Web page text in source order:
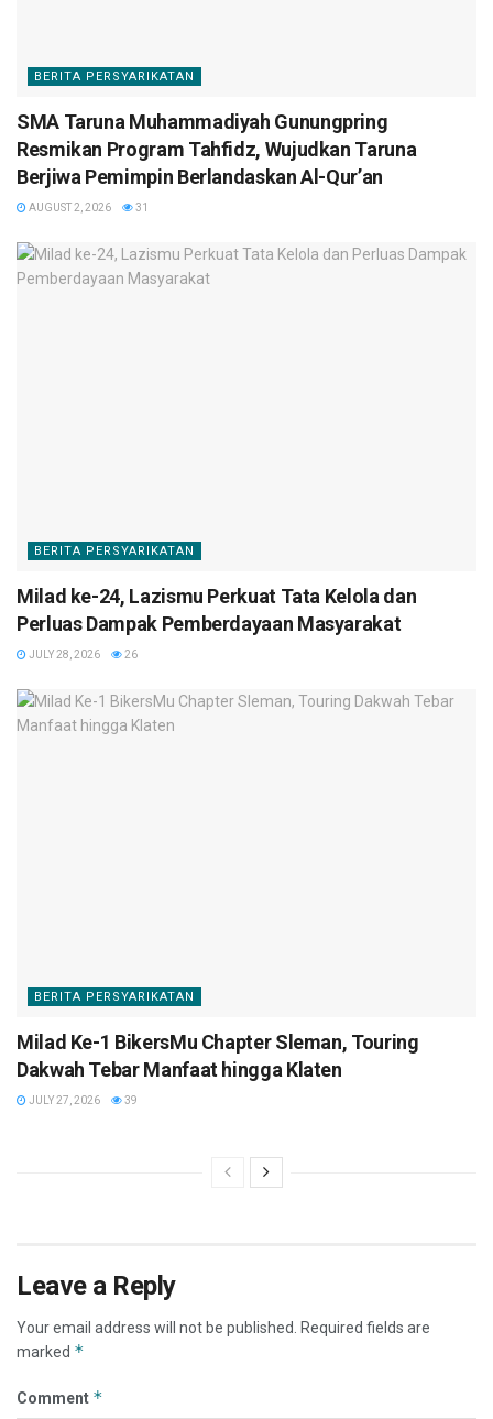
BERITA PERSYARIKATAN
SMA Taruna Muhammadiyah Gunungpring
Resmikan Program Tahfidz, Wujudkan Taruna
Berjiwa Pemimpin Berlandaskan Al-Qur’an
AUGUST 2, 2026 31
BERITA PERSYARIKATAN
Milad ke-24, Lazismu Perkuat Tata Kelola dan
Perluas Dampak Pemberdayaan Masyarakat
JULY 28, 2026 26
BERITA PERSYARIKATAN
Milad Ke-1 BikersMu Chapter Sleman, Touring
Dakwah Tebar Manfaat hingga Klaten
JULY 27, 2026 39
Leave a Reply
Your email address will not be published. Required fields are
marked *
Comment *